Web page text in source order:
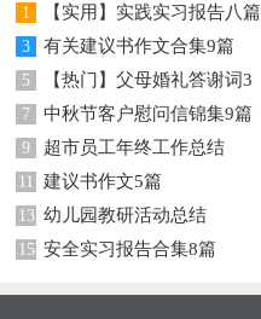
1 【实用】实践实习报告八篇
3 有关建议书作文合集9篇
5
【热门】父母婚礼答谢词3
篇
7 中秋节客户慰问信锦集9篇
9 超市员工年终工作总结
11 建议书作文5篇
13 幼儿园教研活动总结
15 安全实习报告合集8篇